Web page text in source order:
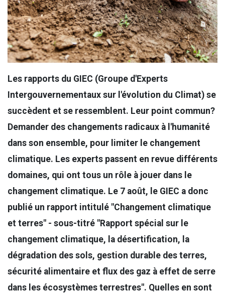
Les rapports du GIEC (Groupe d'Experts
Intergouvernementaux sur l'évolution du Climat) se
succèdent et se ressemblent. Leur point commun?
Demander des changements radicaux à l'humanité
dans son ensemble, pour limiter le changement
climatique. Les experts passent en revue différents
domaines, qui ont tous un rôle à jouer dans le
changement climatique. Le 7 août, le GIEC a donc
publié un rapport intitulé "Changement climatique
et terres" - sous-titré "Rapport spécial sur le
changement climatique, la désertification, la
dégradation des sols, gestion durable des terres,
sécurité alimentaire et flux des gaz à effet de serre
dans les écosystèmes terrestres". Quelles en sont